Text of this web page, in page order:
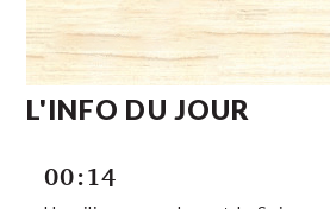
L'INFO DU JOUR
00:14